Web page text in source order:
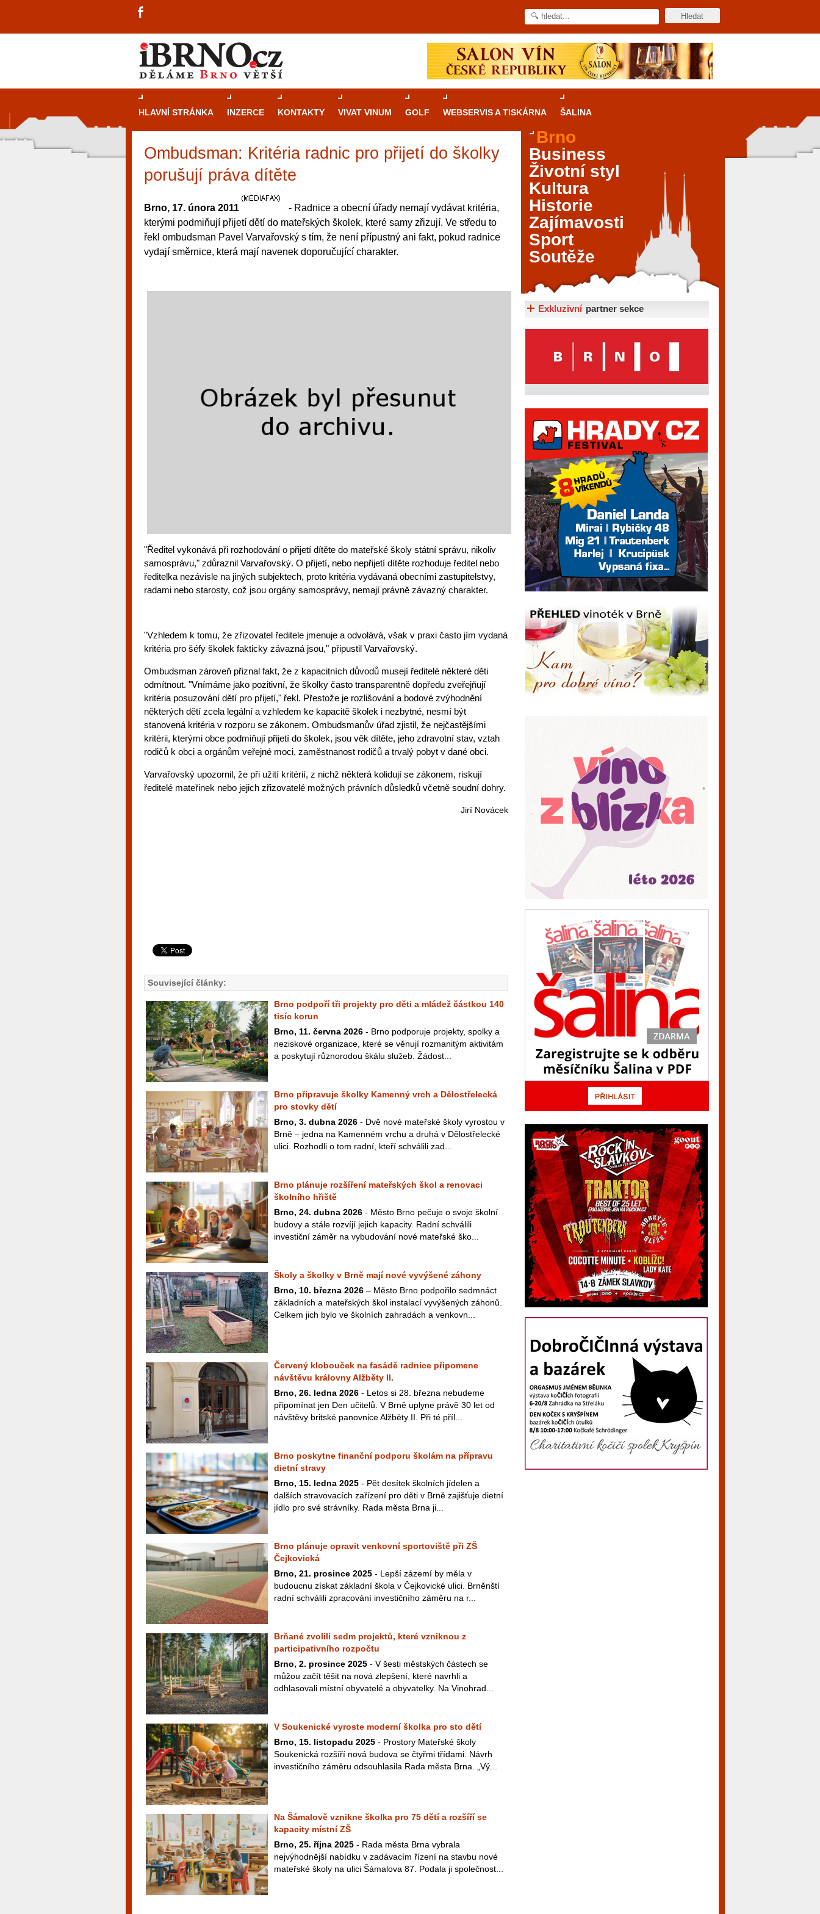
HLAVNÍ STRÁNKA INZERCE KONTAKTY VIVAT VINUM GOLF WEBSERVIS A TISKÁRNA ŠALINA
Ombudsman: Kritéria radnic pro přijetí do školky
porušují práva dítěte
Brno, 17. února 2011
- Radnice a obecní úřady nemají vydávat kritéria,
kterými podmiňují přijetí dětí do mateřských školek, které samy zřizují. Ve středu to
řekl ombudsman Pavel Varvařovský s tím, že není přípustný ani fakt, pokud radnice
vydají směrnice, která mají navenek doporučující charakter.
"Ředitel vykonává při rozhodování o přijetí dítěte do mateřské školy státní správu, nikoliv
samosprávu," zdůraznil Varvařovský. O přijetí, nebo nepřijetí dítěte rozhoduje ředitel nebo
ředitelka nezávisle na jiných subjektech, proto kritéria vydávaná obecními zastupitelstvy,
radami nebo starosty, což jsou orgány samosprávy, nemají právně závazný charakter.
"Vzhledem k tomu, že zřizovatel ředitele jmenuje a odvolává, však v praxi často jím vydaná
kritéria pro šéfy školek fakticky závazná jsou," připustil Varvařovský.
Ombudsman zároveň přiznal fakt, že z kapacitních důvodů musejí ředitelé některé děti
odmítnout. "Vnímáme jako pozitivní, že školky často transparentně dopředu zveřejňují
kritéria posuzování dětí pro přijetí," řekl. Přestože je rozlišování a bodové zvýhodnění
některých dětí zcela legální a vzhledem ke kapacitě školek i nezbytné, nesmí být
stanovená kritéria v rozporu se zákonem. Ombudsmanův úřad zjistil, že nejčastějšími
kritérii, kterými obce podmiňují přijetí do školek, jsou věk dítěte, jeho zdravotní stav, vztah
rodičů k obci a orgánům veřejné moci, zaměstnanost rodičů a trvalý pobyt v dané obci.
Varvařovský upozornil, že při užití kritérií, z nichž některá kolidují se zákonem, riskují
ředitelé mateřinek nebo jejich zřizovatelé možných právních důsledků včetně soudní dohry.
Jirí Novácek
Související články:
Brno podpoří tři projekty pro děti a mládež částkou 140
tisíc korun
Brno, 11. června 2026 - Brno podporuje projekty, spolky a
neziskové organizace, které se věnují rozmanitým aktivitám
a poskytují různorodou škálu služeb. Žádost...
Brno připravuje školky Kamenný vrch a Dělostřelecká
pro stovky dětí
Brno, 3. dubna 2026 - Dvě nové mateřské školy vyrostou v
Brně – jedna na Kamenném vrchu a druhá v Dělostřelecké
ulici. Rozhodli o tom radní, kteří schválili zad...
Brno plánuje rozšíření mateřských škol a renovaci
školního hřiště
Brno, 24. dubna 2026 - Město Brno pečuje o svoje školní
budovy a stále rozvíjí jejich kapacity. Radní schválili
investiční záměr na vybudování nové mateřské ško...
Školy a školky v Brně mají nové vyvýšené záhony
Brno, 10. března 2026 – Město Brno podpořilo sedmnáct
základních a mateřských škol instalací vyvýšených záhonů.
Celkem jich bylo ve školních zahradách a venkovn...
Červený klobouček na fasádě radnice připomene
návštěvu královny Alžběty II.
Brno, 26. ledna 2026 - Letos si 28. března nebudeme
připomínat jen Den učitelů. V Brně uplyne právě 30 let od
návštěvy britské panovnice Alžběty II. Při té příl...
Brno poskytne finanční podporu školám na přípravu
dietní stravy
Brno, 15. ledna 2025 - Pět desítek školních jídelen a
dalších stravovacích zařízení pro děti v Brně zajišťuje dietní
jídlo pro své strávníky. Rada města Brna ji...
Brno plánuje opravit venkovní sportoviště při ZŠ
Čejkovická
Brno, 21. prosince 2025 - Lepší zázemí by měla v
budoucnu získat základní škola v Čejkovické ulici. Brněnští
radní schválili zpracování investičního záměru na r...
Brňané zvolili sedm projektů, které vzniknou z
participativního rozpočtu
Brno, 2. prosince 2025 - V šesti městských částech se
můžou začít těšit na nová zlepšení, které navrhli a
odhlasovali místní obyvatelé a obyvatelky. Na Vinohrad...
V Soukenické vyroste moderní školka pro sto dětí
Brno, 15. listopadu 2025 - Prostory Mateřské školy
Soukenická rozšíří nová budova se čtyřmi třídami. Návrh
investičního záměru odsouhlasila Rada města Brna. „Vý...
Na Šámalově vznikne školka pro 75 dětí a rozšíří se
kapacity místní ZŠ
Brno, 25. října 2025 - Rada města Brna vybrala
nejvýhodnější nabídku v zadávacím řízení na stavbu nové
mateřské školy na ulici Šámalova 87. Podala ji společnost...
Průvodce kasinovými hrami v Brně: Od
restaurace, divadla a univerzity. Mimo jiné je ale také
místem, kde si můžete legálně a bezpečně vyzkoušet
různé kasinové hry. V neustále kvetoucí moravské
metropoli naleznete širokou nabídku her od klasické
rulety až po moderní automaty jak pro pravidelné
Brno
Business
Životní styl
Kultura
Historie
Zajímavosti
Sport
Soutěže
Exkluzivní partner sekce